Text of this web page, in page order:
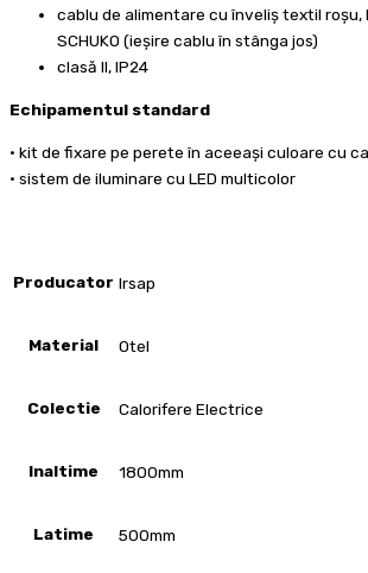
cablu de alimentare cu înveliş textil roşu,
SCHUKO (ieşire cablu în stânga jos)
clasă II, IP24
Echipamentul standard
• kit de fixare pe perete în aceeaşi culoare cu
• sistem de iluminare cu LED multicolor
Producator Irsap
Material Otel
Colectie Calorifere Electrice
Inaltime 1800mm
Latime 500mm